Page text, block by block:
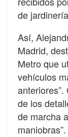
de
Así,
Madrid,
Metro que
vehículos
de los
de marcha
maniobras”.